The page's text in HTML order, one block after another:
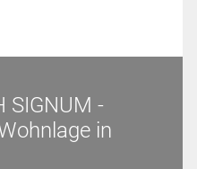
SIGNUM -
in